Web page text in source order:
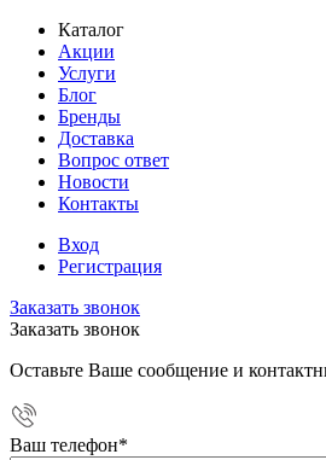
Каталог
Акции
Услуги
Блог
Бренды
Доставка
Вопрос ответ
Новости
Контакты
Вход
Регистрация
Заказать звонок
Заказать звонок
Оставьте Ваше сообщение и
Ваш телефон*